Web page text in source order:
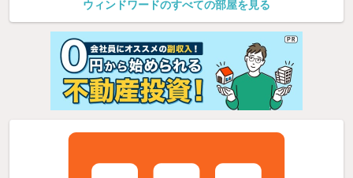
ウィンドワードのすべての部屋を見る